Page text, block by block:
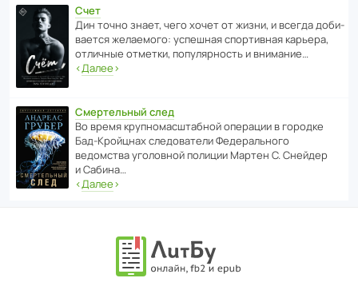
Счет
Дин точно знает, чего хочет от жизни, и всегда доби­
ва­ется жела­е­мого: успе­шная спор­ти­вная карьера,
отли­чные отметки, попу­ля­р­ность и внимание…
‹Далее›
Смертельный след
Во время круп­но­мас­ш­та­бной операции в городке
Бад‑Крой­цнах следо­ва­тели Феде­раль­ного
ведомства уголо­вной полиции Мартен С. Снейдер
и Сабина…
‹Далее›